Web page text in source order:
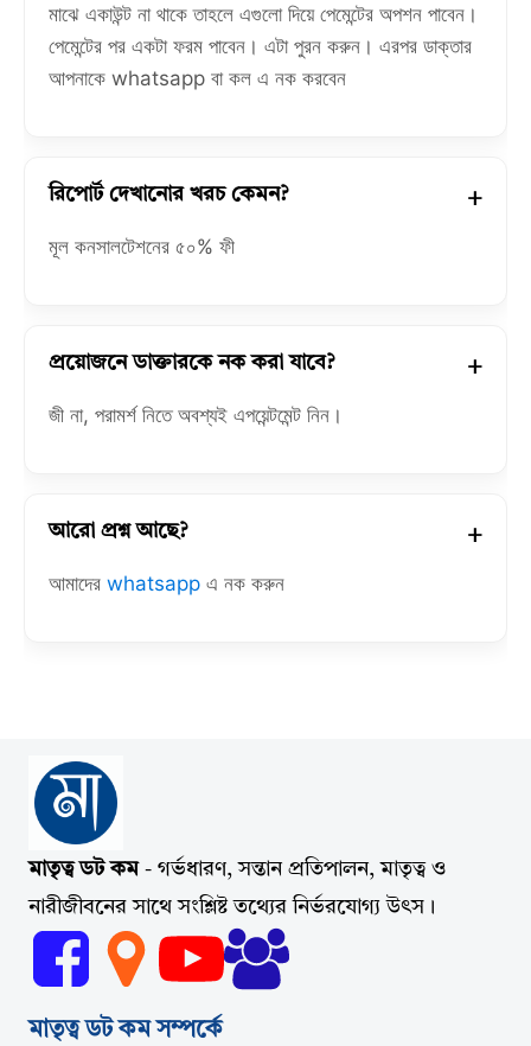
মাঝে একাউন্ট না থাকে তাহলে এগুলো দিয়ে পেমেন্টের অপশন পাবেন।
পেমেন্টের পর একটা ফরম পাবেন। এটা পুরন করুন। এরপর ডাক্তার
আপনাকে whatsapp বা কল এ নক করবেন
রিপোর্ট দেখানোর খরচ কেমন?
মূল কনসালটেশনের ৫০% ফী
প্রয়োজনে ডাক্তারকে নক করা যাবে?
জী না, পরামর্শ নিতে অবশ্যই এপয়েন্টমেন্ট নিন।
আরো প্রশ্ন আছে?
আমাদের whatsapp এ নক করুন
মাতৃত্ব ডট কম- গর্ভধারণ, সন্তান প্রতিপালন, মাতৃত্ব ও
নারীজীবনের সাথে সংশ্লিষ্ট তথ্যের নির্ভরযোগ্য উৎস।
মাতৃত্ব ডট কম সম্পর্কে